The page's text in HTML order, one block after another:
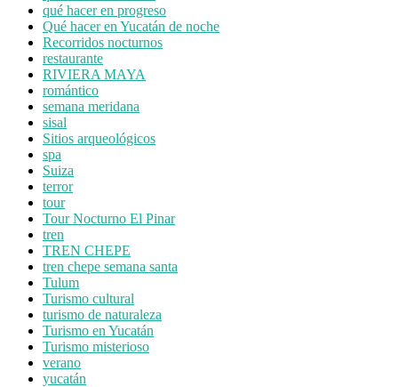
qué hacer en progreso
Qué hacer en Yucatán de noche
Recorridos nocturnos
restaurante
RIVIERA MAYA
romántico
semana meridana
sisal
Sitios arqueológicos
spa
Suiza
terror
tour
Tour Nocturno El Pinar
tren
TREN CHEPE
tren chepe semana santa
Tulum
Turismo cultural
turismo de naturaleza
Turismo en Yucatán
Turismo misterioso
verano
yucatán